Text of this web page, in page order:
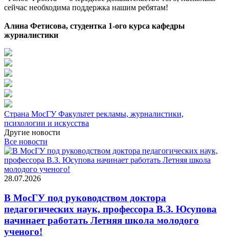
сейчас необходима поддержка нашим ребятам!
Алина Фетисова, студентка 1-ого курса кафедры
журналистики
Страна МосГУФакультет рекламы, журналистики,
психологии и искусства
Другие новости
Все новости
28.07.2026
В МосГУ под руководством доктора
педагогических наук, профессора В.З. Юсупова
начинает работать Летняя школа молодого
ученого!